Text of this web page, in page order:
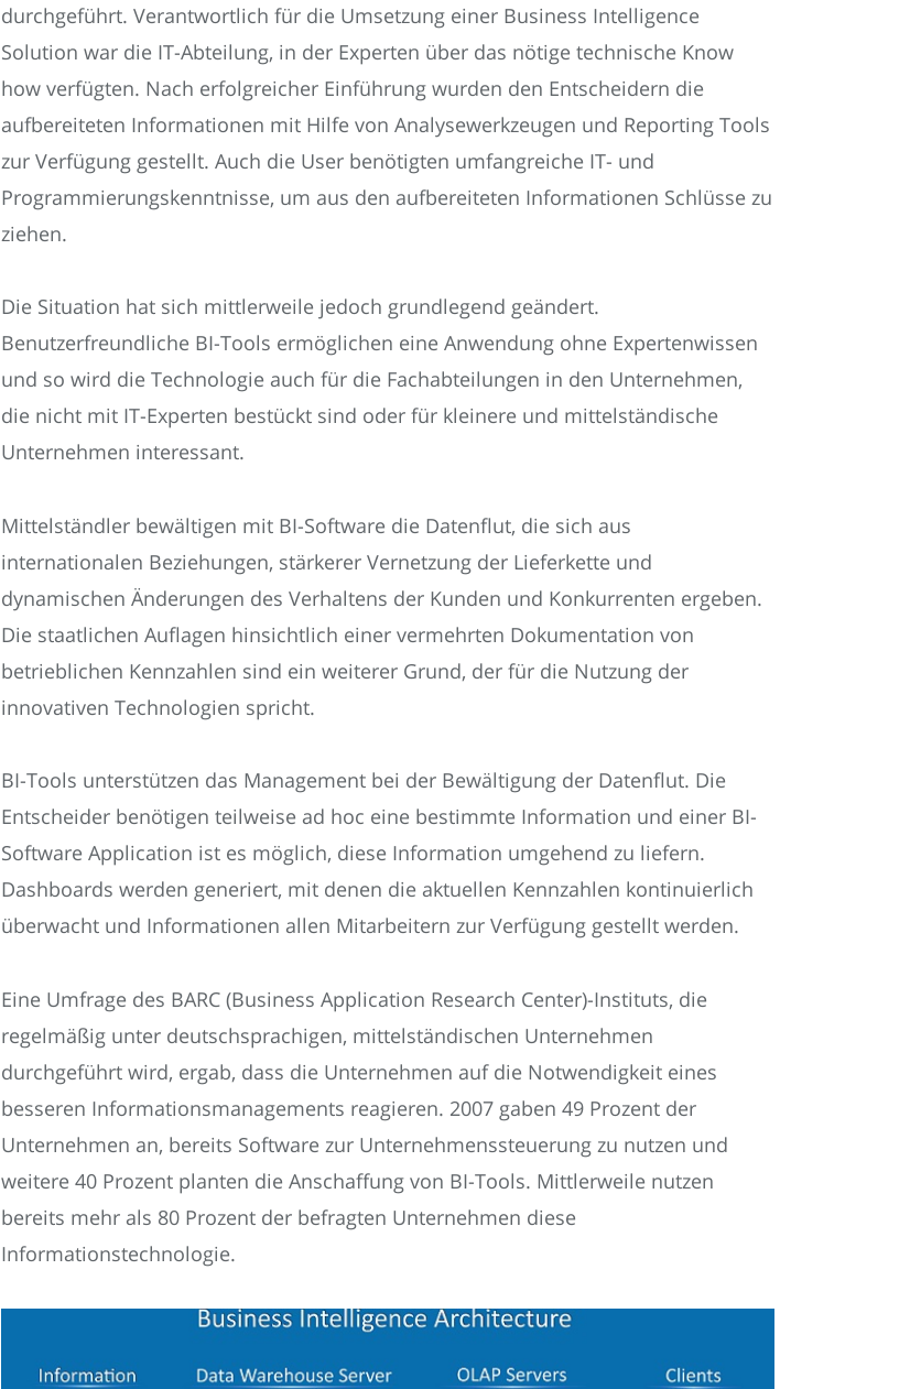
durchgeführt. Verantwortlich für die Umsetzung einer Business Intelligence
Solution war die IT-Abteilung, in der Experten über das nötige technische Know
how verfügten. Nach erfolgreicher Einführung wurden den Entscheidern die
aufbereiteten Informationen mit Hilfe von Analysewerkzeugen und Reporting Tools
zur Verfügung gestellt. Auch die User benötigten umfangreiche IT- und
Programmierungskenntnisse, um aus den aufbereiteten Informationen Schlüsse zu
ziehen.
Die Situation hat sich mittlerweile jedoch grundlegend geändert.
Benutzerfreundliche BI-Tools ermöglichen eine Anwendung ohne Expertenwissen
und so wird die Technologie auch für die Fachabteilungen in den Unternehmen,
die nicht mit IT-Experten bestückt sind oder für kleinere und mittelständische
Unternehmen interessant.
Mittelständler bewältigen mit BI-Software die Datenflut, die sich aus
internationalen Beziehungen, stärkerer Vernetzung der Lieferkette und
dynamischen Änderungen des Verhaltens der Kunden und Konkurrenten ergeben.
Die staatlichen Auflagen hinsichtlich einer vermehrten Dokumentation von
betrieblichen Kennzahlen sind ein weiterer Grund, der für die Nutzung der
innovativen Technologien spricht.
BI-Tools unterstützen das Management bei der Bewältigung der Datenflut. Die
Entscheider benötigen teilweise ad hoc eine bestimmte Information und einer BI-
Software Application ist es möglich, diese Information umgehend zu liefern.
Dashboards werden generiert, mit denen die aktuellen Kennzahlen kontinuierlich
überwacht und Informationen allen Mitarbeitern zur Verfügung gestellt werden.
Eine Umfrage des BARC (Business Application Research Center)-Instituts, die
regelmäßig unter deutschsprachigen, mittelständischen Unternehmen
durchgeführt wird, ergab, dass die Unternehmen auf die Notwendigkeit eines
besseren Informationsmanagements reagieren. 2007 gaben 49 Prozent der
Unternehmen an, bereits Software zur Unternehmenssteuerung zu nutzen und
weitere 40 Prozent planten die Anschaffung von BI-Tools. Mittlerweile nutzen
bereits mehr als 80 Prozent der befragten Unternehmen diese
Informationstechnologie.